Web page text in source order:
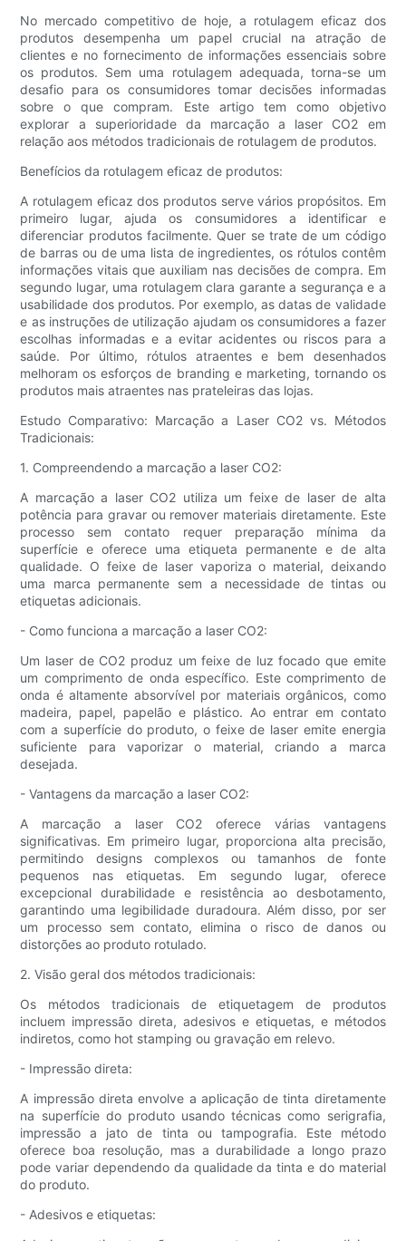
No mercado competitivo de hoje, a rotulagem eficaz dos
produtos desempenha um papel crucial na atração de
clientes e no fornecimento de informações essenciais sobre
os produtos. Sem uma rotulagem adequada, torna-se um
desafio para os consumidores tomar decisões informadas
sobre o que compram. Este artigo tem como objetivo
explorar a superioridade da marcação a laser CO2 em
relação aos métodos tradicionais de rotulagem de produtos.
Benefícios da rotulagem eficaz de produtos:
A rotulagem eficaz dos produtos serve vários propósitos. Em
primeiro lugar, ajuda os consumidores a identificar e
diferenciar produtos facilmente. Quer se trate de um código
de barras ou de uma lista de ingredientes, os rótulos contêm
informações vitais que auxiliam nas decisões de compra. Em
segundo lugar, uma rotulagem clara garante a segurança e a
usabilidade dos produtos. Por exemplo, as datas de validade
e as instruções de utilização ajudam os consumidores a fazer
escolhas informadas e a evitar acidentes ou riscos para a
saúde. Por último, rótulos atraentes e bem desenhados
melhoram os esforços de branding e marketing, tornando os
produtos mais atraentes nas prateleiras das lojas.
Estudo Comparativo: Marcação a Laser CO2 vs. Métodos
Tradicionais:
1. Compreendendo a marcação a laser CO2:
A marcação a laser CO2 utiliza um feixe de laser de alta
potência para gravar ou remover materiais diretamente. Este
processo sem contato requer preparação mínima da
superfície e oferece uma etiqueta permanente e de alta
qualidade. O feixe de laser vaporiza o material, deixando
uma marca permanente sem a necessidade de tintas ou
etiquetas adicionais.
- Como funciona a marcação a laser CO2:
Um laser de CO2 produz um feixe de luz focado que emite
um comprimento de onda específico. Este comprimento de
onda é altamente absorvível por materiais orgânicos, como
madeira, papel, papelão e plástico. Ao entrar em contato
com a superfície do produto, o feixe de laser emite energia
suficiente para vaporizar o material, criando a marca
desejada.
- Vantagens da marcação a laser CO2:
A marcação a laser CO2 oferece várias vantagens
significativas. Em primeiro lugar, proporciona alta precisão,
permitindo designs complexos ou tamanhos de fonte
pequenos nas etiquetas. Em segundo lugar, oferece
excepcional durabilidade e resistência ao desbotamento,
garantindo uma legibilidade duradoura. Além disso, por ser
um processo sem contato, elimina o risco de danos ou
distorções ao produto rotulado.
2. Visão geral dos métodos tradicionais:
Os métodos tradicionais de etiquetagem de produtos
incluem impressão direta, adesivos e etiquetas, e métodos
indiretos, como hot stamping ou gravação em relevo.
- Impressão direta:
A impressão direta envolve a aplicação de tinta diretamente
na superfície do produto usando técnicas como serigrafia,
impressão a jato de tinta ou tampografia. Este método
oferece boa resolução, mas a durabilidade a longo prazo
pode variar dependendo da qualidade da tinta e do material
do produto.
- Adesivos e etiquetas: